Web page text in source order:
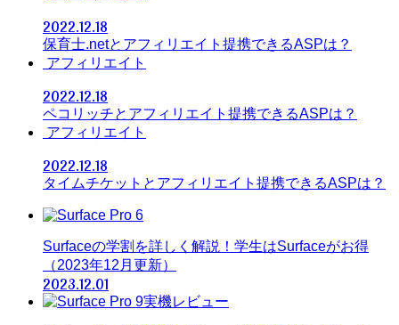
2022.12.18
保育士.netとアフィリエイト提携できるASPは？
アフィリエイト
2022.12.18
ペコリッチとアフィリエイト提携できるASPは？
アフィリエイト
2022.12.18
タイムチケットとアフィリエイト提携できるASPは？
Surfaceの学割を詳しく解説！学生はSurfaceがお得
（2023年12月更新）
2023.12.01